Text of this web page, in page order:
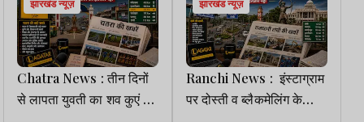
झारखंड न्यूज़
Chatra News : तीन दिनों
से लापता युवती का शव कुएं से
झारखंड न्यूज़
Ranchi News : इंस्टाग्राम
पर दोस्ती व ब्लैकमेलिंग के